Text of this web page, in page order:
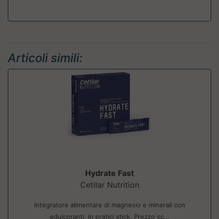
Articoli simili:
Hydrate Fast
Cetilar Nutrition
Integratore alimentare di magnesio e minerali con
edulcoranti, in pratici stick. Prezzo sc...